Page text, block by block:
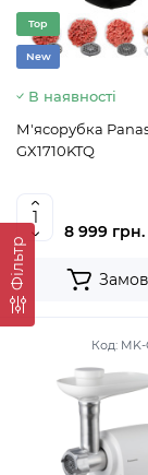
Фільтр
Top
New
В наявності
М'ясорубка
GX1710KTQ
8 999 грн.
Код: MK-